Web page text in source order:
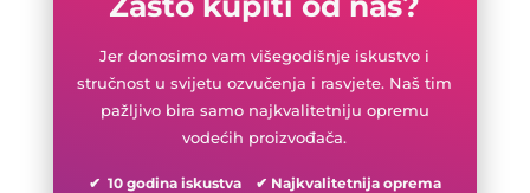
Jer donosimo vam višegodišnje iskustvo i
stručnost u svijetu ozvučenja i rasvjete. Naš tim
pažljivo bira samo najkvalitetniju opremu
vodećih proizvođača.
✔ 10 godina iskustva ✔ Najkvalitetnija oprema